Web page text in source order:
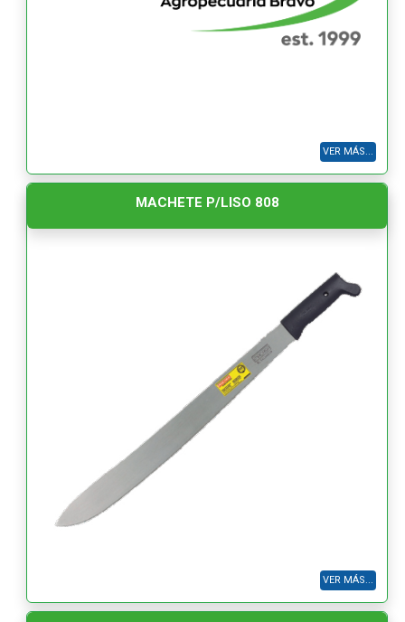
VER MÁS...
MACHETE P/LISO 808
VER MÁS...